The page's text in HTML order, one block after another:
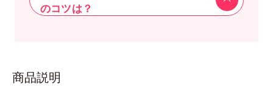
のコツは？
商品説明